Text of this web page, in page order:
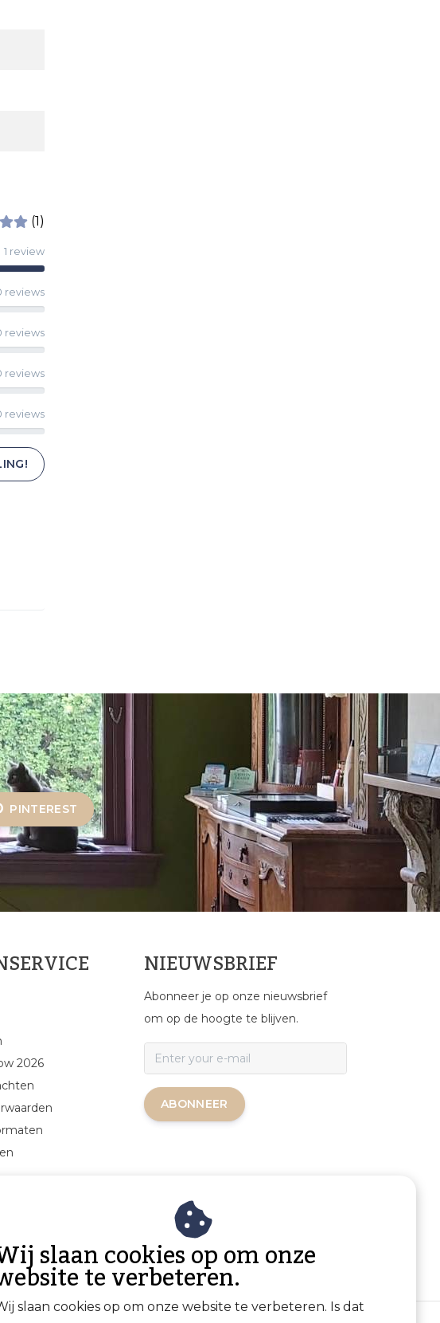
(1)
reviews
reviews
reviews
reviews
1 review
PINTEREST
2026
NIEUWSBRIEF
Abonneer je op onze nieuwsbrief
om op de hoogte te blijven.
ABONNEER
slaan cookies op om onze
te verbeteren.
slaan cookies op om onze website te verbeteren. Is dat